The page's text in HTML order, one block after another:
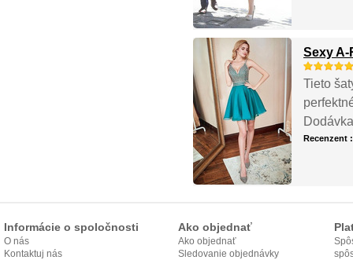
Sexy
Tieto
Recenzent
Informácie o spoločnosti
O nás
Kontaktuj nás
Ako objednať
Ako objednať
Sledovanie objednávky